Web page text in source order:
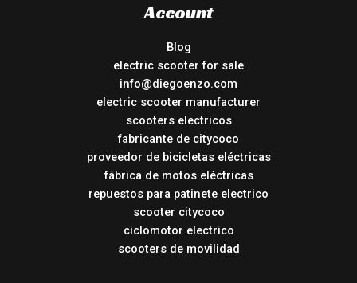
Account
Blog
electric scooter for sale
info@diegoenzo.com
electric scooter manufacturer
scooters electricos
fabricante de citycoco
proveedor de bicicletas eléctricas
fábrica de motos eléctricas
repuestos para patinete electrico
scooter citycoco
ciclomotor electrico
scooters de movilidad